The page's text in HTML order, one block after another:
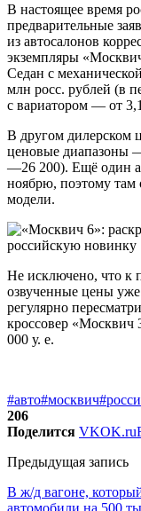
В настоящее время
предварительные
из автосалонов
экземпляры
Седан с
млн росс. рублей (в
с вариатором — от
В другом дилерском
ценовые диапазоны
—26 200). Ещё один
ноябрю, поэтому там
модели.
Не исключено, что к
озвученные цены уже
регулярно
кроссовер «Москвич
000 у. е.
#авто#москвич
206
Поделится VKOK.ru
Предыдущая запись
В ж/д вагоне,
автомобили на 500